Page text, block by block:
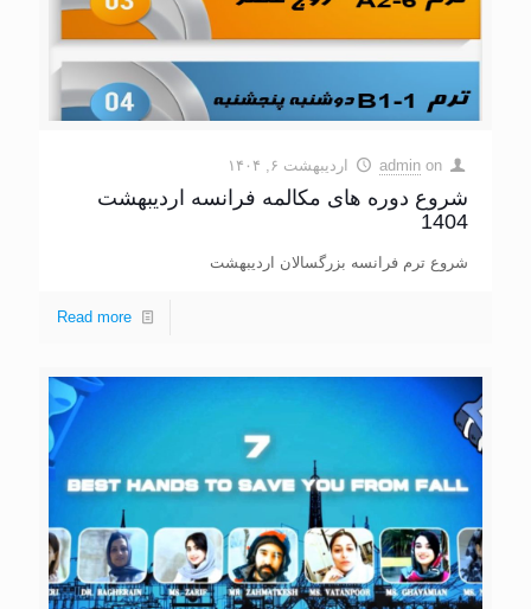
admin on اردیبهشت ۶, ۱۴۰۴
شروع دوره های مکالمه فرانسه اردیبهشت
1404
شروع ترم فرانسه بزرگسالان اردیبهشت
Read more